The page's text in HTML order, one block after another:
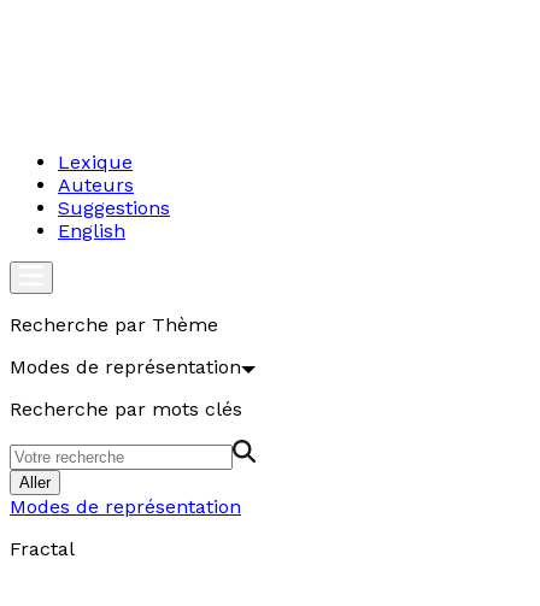
Lexique
Auteurs
Suggestions
English
Recherche par Thème
Modes de représentation
Recherche par mots clés
Aller
Modes de représentation
Fractal